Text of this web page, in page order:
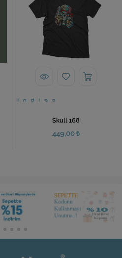
Skull 168
449,00